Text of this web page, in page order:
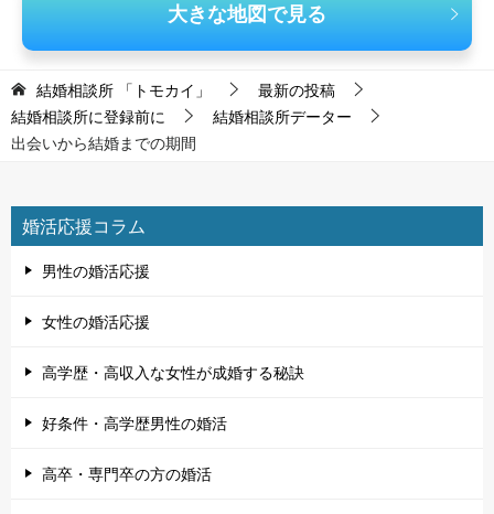
大きな地図で見る
結婚相談所 「トモカイ」
最新の投稿
結婚相談所に登録前に
結婚相談所データー
出会いから結婚までの期間
婚活応援コラム
男性の婚活応援
女性の婚活応援
高学歴・高収入な女性が成婚する秘訣
好条件・高学歴男性の婚活
高卒・専門卒の方の婚活